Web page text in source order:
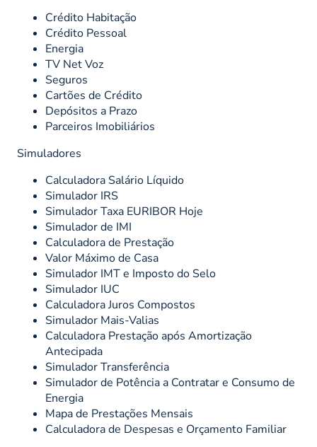
Crédito Habitação
Crédito Pessoal
Energia
TV Net Voz
Seguros
Cartões de Crédito
Depósitos a Prazo
Parceiros Imobiliários
Simuladores
Calculadora Salário Líquido
Simulador IRS
Simulador Taxa EURIBOR Hoje
Simulador de IMI
Calculadora de Prestação
Valor Máximo de Casa
Simulador IMT e Imposto do Selo
Simulador IUC
Calculadora Juros Compostos
Simulador Mais-Valias
Calculadora Prestação após Amortização
Antecipada
Simulador Transferência
Simulador de Potência a Contratar e Consumo de
Energia
Mapa de Prestações Mensais
Calculadora de Despesas e Orçamento Familiar